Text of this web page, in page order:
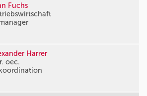
Fuchs
Harrer
oec.